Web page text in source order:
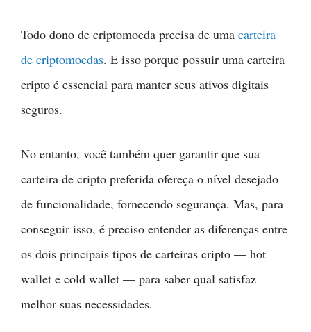
Todo dono de criptomoeda precisa de uma carteira
de criptomoedas. E isso porque possuir uma carteira
cripto é essencial para manter seus ativos digitais
seguros.
No entanto, você também quer garantir que sua
carteira de cripto preferida ofereça o nível desejado
de funcionalidade, fornecendo segurança. Mas, para
conseguir isso, é preciso entender as diferenças entre
os dois principais tipos de carteiras cripto — hot
wallet e cold wallet — para saber qual satisfaz
melhor suas necessidades.